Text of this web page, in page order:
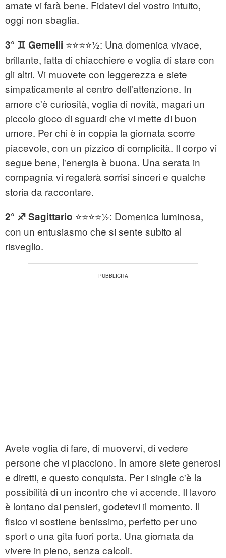
amate vi farà bene. Fidatevi del vostro intuito,
oggi non sbaglia.
3° ♊ Gemelli ⭐⭐⭐⭐½: Una domenica vivace,
brillante, fatta di chiacchiere e voglia di stare con
gli altri. Vi muovete con leggerezza e siete
simpaticamente al centro dell'attenzione. In
amore c'è curiosità, voglia di novità, magari un
piccolo gioco di sguardi che vi mette di buon
umore. Per chi è in coppia la giornata scorre
piacevole, con un pizzico di complicità. Il corpo vi
segue bene, l'energia è buona. Una serata in
compagnia vi regalerà sorrisi sinceri e qualche
storia da raccontare.
2° ♐ Sagittario ⭐⭐⭐⭐½: Domenica luminosa,
con un entusiasmo che si sente subito al
risveglio.
Avete voglia di fare, di muovervi, di vedere
persone che vi piacciono. In amore siete generosi
e diretti, e questo conquista. Per i single c'è la
possibilità di un incontro che vi accende. Il lavoro
è lontano dai pensieri, godetevi il momento. Il
fisico vi sostiene benissimo, perfetto per uno
sport o una gita fuori porta. Una giornata da
vivere in pieno, senza calcoli.